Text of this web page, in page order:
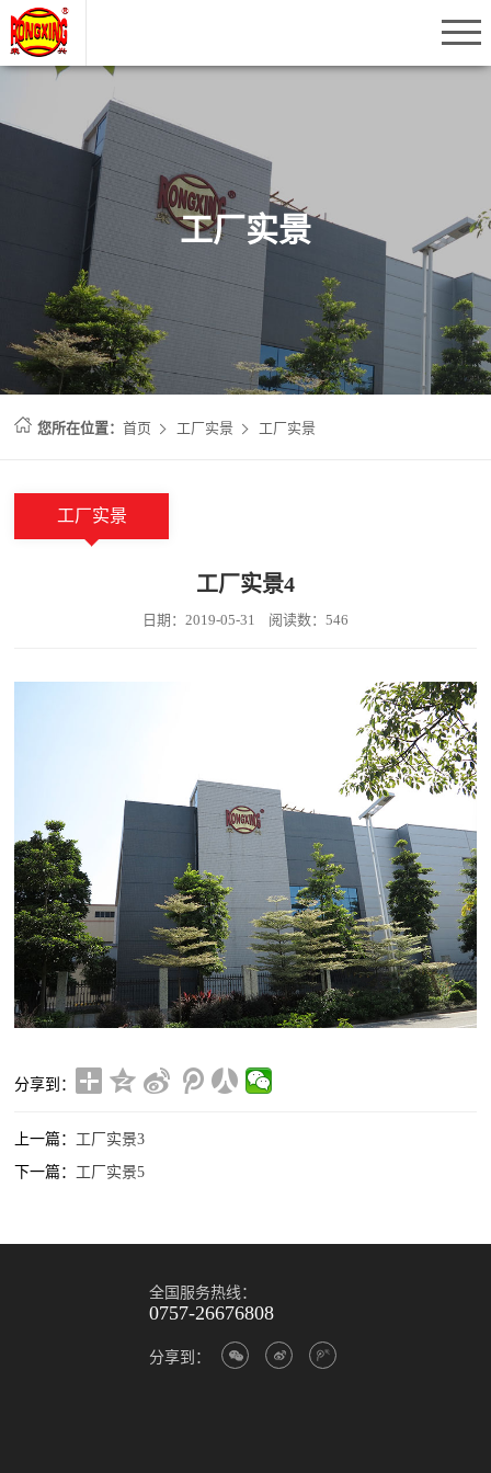
工厂实景
您所在位置：首页 工厂实景 工厂实景
工厂实景
工厂实景4
日期：2019-05-31 阅读数：546
分享到：
上一篇： 工厂实景3
下一篇： 工厂实景5
全国服务热线：
0757-26676808
分享到：